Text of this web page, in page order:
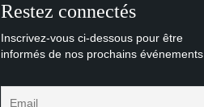
Restez connectés
Inscrivez-vous ci-dessous pour être
informés de nos prochains événements